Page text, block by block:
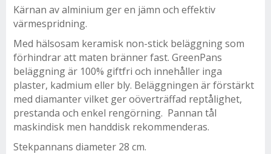
Kärnan av alminium ger en jämn och effektiv
värmespridning.
Med hälsosam keramisk non-stick beläggning som
förhindrar att maten bränner fast. GreenPans
beläggning är 100% giftfri och innehåller inga
plaster, kadmium eller bly. Beläggningen är förstärkt
med diamanter vilket ger oöverträffad reptålighet,
prestanda och enkel rengörning. Pannan tål
maskindisk men handdisk rekommenderas.
Stekpannans diameter 28 cm.